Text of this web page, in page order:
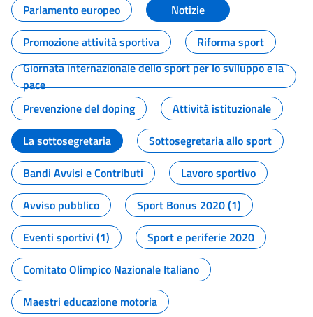
Parlamento europeo
Notizie
Promozione attività sportiva
Riforma sport
Giornata internazionale dello sport per lo sviluppo e la
pace
Prevenzione del doping
Attività istituzionale
La sottosegretaria
Sottosegretaria allo sport
Bandi Avvisi e Contributi
Lavoro sportivo
Avviso pubblico
Sport Bonus 2020 (1)
Eventi sportivi (1)
Sport e periferie 2020
Comitato Olimpico Nazionale Italiano
Maestri educazione motoria